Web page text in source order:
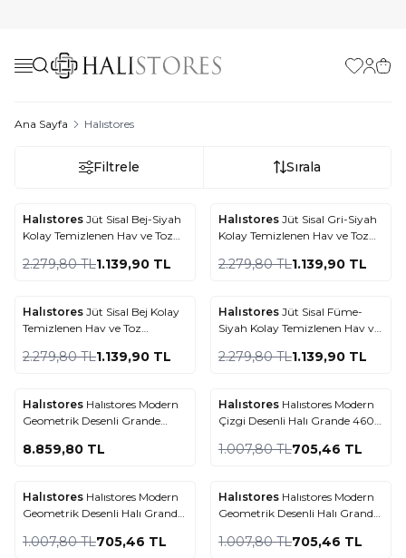
Favorilerim
Ana Sayfa Halıstores
Filtrele Sırala
%50
Favorilere Ekle
Halıstores Jüt Sisal Bej-Siyah
Kolay Temizlenen Hav ve Toz
Bordürlü Halı 9716
2.279,80TL1.139,90 TL
%50
Favorilere Ekle
Halıstores Jüt Sisal Gri-Siyah
Kolay Temizlenen Hav ve Toz
Bordürlü Halı 9715
2.279,80TL1.139,90 TL
%50
Favorilere Ekle
Halıstores Jüt Sisal Bej Kolay
Temizlenen Hav ve Toz
Bordürlü Halı 9327
2.279,80TL1.139,90 TL
%50
Favorilere Ekle
Halıstores Jüt Sisal Füme-
Siyah Kolay Temizlenen Hav ve
Bordürlü Halı 9714
2.279,80TL1.139,90 TL
Favorilere Ekle
Halıstores Halıstores Modern
Geometrik Desenli Grande
8.859,80 TL
%30
Favorilere Ekle
Halıstores Halıstores Modern
Çizgi Desenli Halı Grande 4605
1.007,80TL705,46 TL
%30
Favorilere Ekle
Halıstores Halıstores Modern
Geometrik Desenli Halı Grande
1.007,80TL705,46 TL
%30
Favorilere Ekle
Halıstores Halıstores Modern
Geometrik Desenli Halı Grande
1.007,80TL705,46 TL